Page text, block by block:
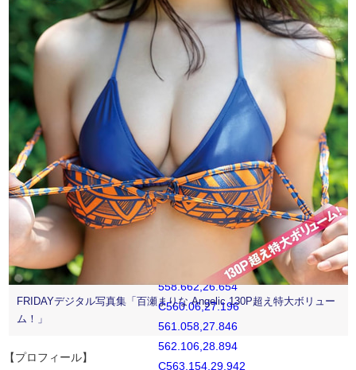
C520.942,27.846
521.94,27.196
523.338,26.654
C524.393,26.244
525.979,25.756
528.898,25.623
C532.057,25.479
533.004,25.448
541,25.448
C548.997,25.448
549.943,25.479
553.102,25.623
557.607,26.244
558.662,26.654
C560.06,27.196
561.058,27.846
562.106,28.894
C563.154,29.942
FRIDAYデジタル写真集「百瀬まりな Angelic 130P超え特大ボリュー
ム！」
【プロフィール】